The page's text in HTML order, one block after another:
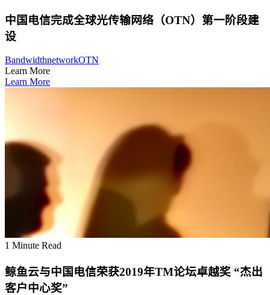
中国电信完成全球光传输网络（OTN）第一阶段建
设
BandwidthnetworkOTN
Learn More
Learn More
1 Minute Read
鲸鱼云与中国电信荣获2019年TM论坛卓越奖 “杰出
客户中心奖”